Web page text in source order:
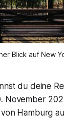
Blick auf New
du deine
November
Hamburg